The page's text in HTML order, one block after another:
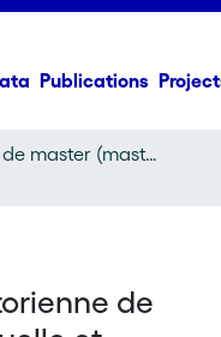
Publications
Mémoire de master (master thesis)
de